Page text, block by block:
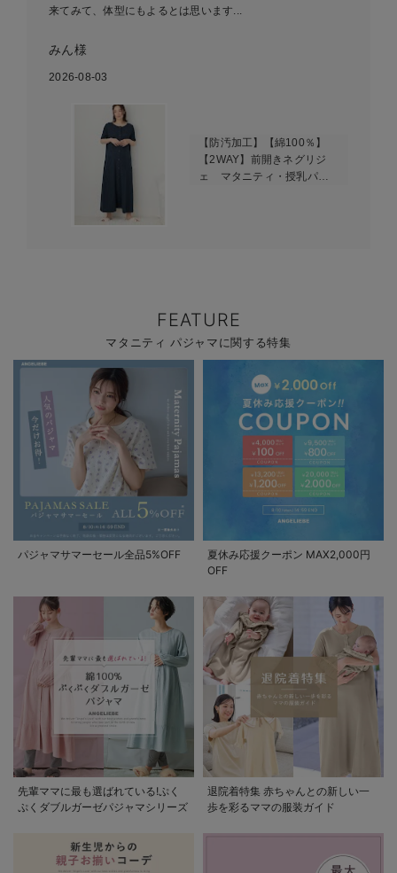
来てみて、体型にもよるとは思います...
みん様
2026-08-03
【防汚加工】【綿100％】
【2WAY】前開きネグリジ
ェ マタニティ・授乳パジ
FEATURE
マタニティ パジャマに関する特集
パジャマサマーセール全品5%OFF
夏休み応援クーポン MAX2,000円
OFF
先輩ママに最も選ばれている!ぷく
ぷくダブルガーゼパジャマシリーズ
退院着特集 赤ちゃんとの新しい一
歩を彩るママの服装ガイド